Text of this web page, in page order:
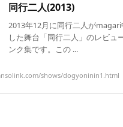
同行二人(2013)
2013年12月に同行二人が
した舞台「同行二人」のレビュ
ンク集です。この ...
shows/dogyoninin1.html